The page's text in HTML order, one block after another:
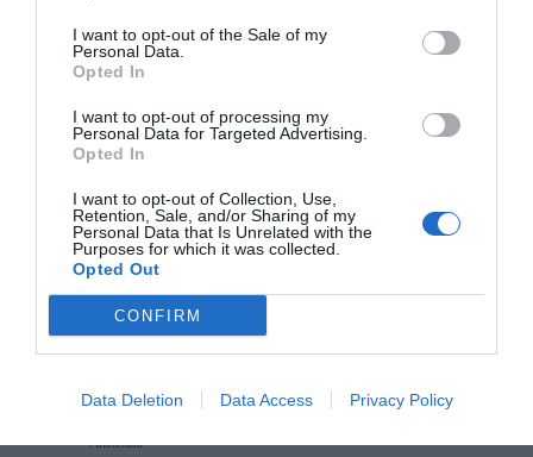
I want to opt-out of the Sale of my
Personal Data.
Opted In
I want to opt-out of processing my
Personal Data for Targeted Advertising.
Opted In
I want to opt-out of Collection, Use,
Retention, Sale, and/or Sharing of my
Personal Data that Is Unrelated with the
Purposes for which it was collected.
Opted Out
CONFIRM
Data Deletion Data Access Privacy Policy
Publicidad